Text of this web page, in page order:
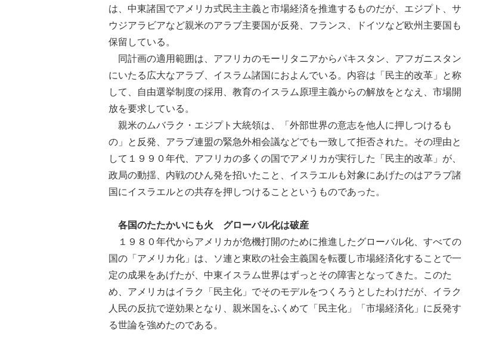
は、中東諸国でアメリカ式民主主義と市場経済を推進するものだが、エジプト、サ
ウジアラビアなど親米のアラブ主要国が反発、フランス、ドイツなど欧州主要国も
保留している。
同計画の適用範囲は、アフリカのモーリタニアからパキスタン、アフガニスタン
にいたる広大なアラブ、イスラム諸国におよんでいる。内容は「民主的改革」と称
して、自由選挙制度の採用、教育のイスラム原理主義からの解放をとなえ、市場開
放を要求している。
親米のムバラク・エジプト大統領は、「外部世界の意志を他人に押しつけるも
の」と反発、アラブ連盟の緊急外相会議などでも一致して拒否された。その理由と
して１９９０年代、アフリカの多くの国でアメリカが実行した「民主的改革」が、
政局の動揺、内戦のひん発を招いたこと、イスラエルも対象にあげたのはアラブ諸
国にイスラエルとの共存を押しつけることというものであった。
各国のたたかいにも火 グローバル化は破産
１９８０年代からアメリカが危機打開のために推進したグローバル化、すべての
国の「アメリカ化」は、ソ連と東欧の社会主義国を転覆し市場経済化することで一
定の成果をあげたが、中東イスラム世界はずっとその障害となってきた。このた
め、アメリカはイラク「民主化」でそのモデルをつくろうとしたわけだが、イラク
人民の反抗で逆効果となり、親米国をふくめて「民主化」「市場経済化」に反発す
る世論を強めたのである。